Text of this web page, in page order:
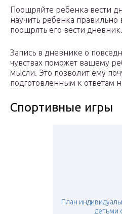
Поощряйте ребенка вести
научить ребенка
поощрять его вести дневник.
Запись в дневнике о
чувствах поможет вашему
мысли. Это позволит ему
подготовленным к ответам
Спортивные игры
План
детьми